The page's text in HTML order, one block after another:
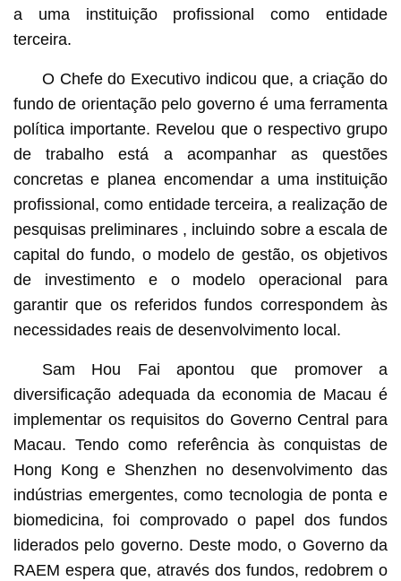
a uma instituição profissional como entidade
terceira.
O Chefe do Executivo indicou que, a criação do
fundo de orientação pelo governo é uma ferramenta
política importante. Revelou que o respectivo grupo
de trabalho está a acompanhar as questões
concretas e planea encomendar a uma instituição
profissional, como entidade terceira, a realização de
pesquisas preliminares , incluindo sobre a escala de
capital do fundo, o modelo de gestão, os objetivos
de investimento e o modelo operacional para
garantir que os referidos fundos correspondem às
necessidades reais de desenvolvimento local.
Sam Hou Fai apontou que promover a
diversificação adequada da economia de Macau é
implementar os requisitos do Governo Central para
Macau. Tendo como referência às conquistas de
Hong Kong e Shenzhen no desenvolvimento das
indústrias emergentes, como tecnologia de ponta e
biomedicina, foi comprovado o papel dos fundos
liderados pelo governo. Deste modo, o Governo da
RAEM espera que, através dos fundos, redobrem o